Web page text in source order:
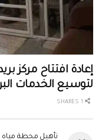
إعادة افتتاح مركز
لتوسيع الخدمات